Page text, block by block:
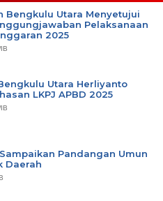
Bengkulu Utara Menyetujui
Pelaksanaan
2025
Utara Herliyanto
LKPJ APBD 2025
Pandangan Umun
Daerah